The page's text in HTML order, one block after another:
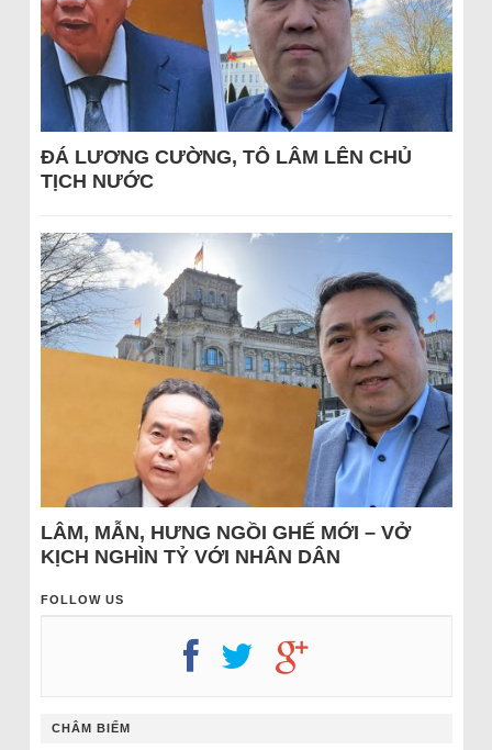
ĐÁ LƯƠNG CƯỜNG, TÔ LÂM LÊN CHỦ
TỊCH NƯỚC
LÂM, MẪN, HƯNG NGỒI GHẾ MỚI – VỞ
KỊCH NGHÌN TỶ VỚI NHÂN DÂN
FOLLOW US
CHÂM BIẾM